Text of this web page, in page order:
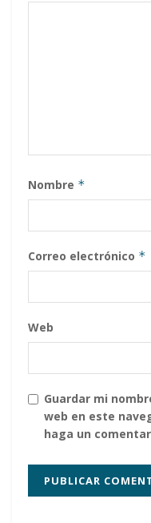
Nombre *
Correo electrónico *
Web
Guardar mi
web en este
haga un